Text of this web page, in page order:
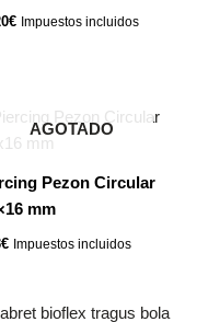
€ Impuestos incluidos
AGOTADO
Pezon Circular
mm
€ Impuestos incluidos